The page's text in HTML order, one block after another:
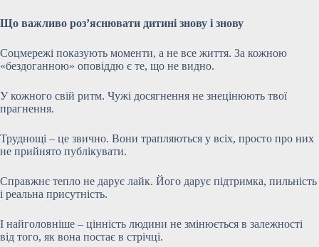
Що важливо роз’яснювати дитині знову і знову
Соцмережі показують моменти, а не все життя. За кожною
«бездоганною» оповіддю є те, що не видно.
У кожного свій ритм. Чужі досягнення не знецінюють твої
прагнення.
Труднощі – це звично. Вони трапляються у всіх, просто про них
не прийнято публікувати.
Справжнє тепло не дарує лайк. Його дарує підтримка, пильність
і реальна присутність.
І найголовніше – цінність людини не змінюється в залежності
від того, як вона постає в стрічці.